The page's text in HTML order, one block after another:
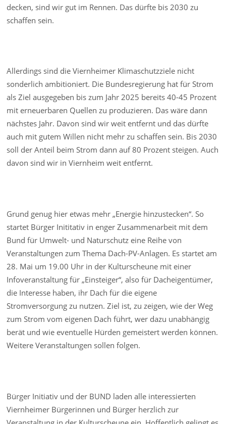
decken, sind wir gut im Rennen. Das dürfte bis 2030 zu
schaffen sein.
Allerdings sind die Viernheimer Klimaschutzziele nicht
sonderlich ambitioniert. Die Bundesregierung hat für Strom
als Ziel ausgegeben bis zum Jahr 2025 bereits 40-45 Prozent
mit erneuerbaren Quellen zu produzieren. Das wäre dann
nächstes Jahr. Davon sind wir weit entfernt und das dürfte
auch mit gutem Willen nicht mehr zu schaffen sein. Bis 2030
soll der Anteil beim Strom dann auf 80 Prozent steigen. Auch
davon sind wir in Viernheim weit entfernt.
Grund genug hier etwas mehr „Energie hinzustecken“. So
startet Bürger Inititativ in enger Zusammenarbeit mit dem
Bund für Umwelt- und Naturschutz eine Reihe von
Veranstaltungen zum Thema Dach-PV-Anlagen. Es startet am
28. Mai um 19.00 Uhr in der Kulturscheune mit einer
Infoveranstaltung für „Einsteiger“, also für Dacheigentümer,
die Interesse haben, ihr Dach für die eigene
Stromversorgung zu nutzen. Ziel ist, zu zeigen, wie der Weg
zum Strom vom eigenen Dach führt, wer dazu unabhängig
berät und wie eventuelle Hürden gemeistert werden können.
Weitere Veranstaltungen sollen folgen.
Bürger Initiativ und der BUND laden alle interessierten
Viernheimer Bürgerinnen und Bürger herzlich zur